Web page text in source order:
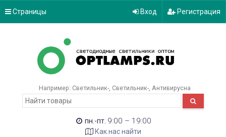
Страницы Вход Регистрация
Например: Светильник- Светильник- Антивирусна
пн.-пт. 9:00 – 19:00
Как нас найти